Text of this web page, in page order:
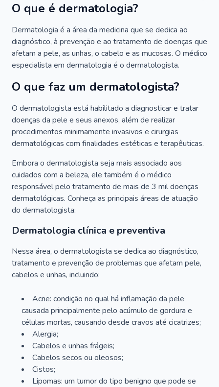
O que é dermatologia?
Dermatologia é a área da medicina que se dedica ao
diagnóstico, à prevenção e ao tratamento de doenças que
afetam a pele, as unhas, o cabelo e as mucosas. O médico
especialista em dermatologia é o dermatologista.
O que faz um dermatologista?
O dermatologista está habilitado a diagnosticar e tratar
doenças da pele e seus anexos, além de realizar
procedimentos minimamente invasivos e cirurgias
dermatológicas com finalidades estéticas e terapêuticas.
Embora o dermatologista seja mais associado aos
cuidados com a beleza, ele também é o médico
responsável pelo tratamento de mais de 3 mil doenças
dermatológicas. Conheça as principais áreas de atuação
do dermatologista:
Dermatologia clínica e preventiva
Nessa área, o dermatologista se dedica ao diagnóstico,
tratamento e prevenção de problemas que afetam pele,
cabelos e unhas, incluindo:
Acne: condição no qual há inflamação da pele
causada principalmente pelo acúmulo de gordura e
células mortas, causando desde cravos até cicatrizes;
Alergia;
Cabelos e unhas frágeis;
Cabelos secos ou oleosos;
Cistos;
Lipomas: um tumor do tipo benigno que pode se